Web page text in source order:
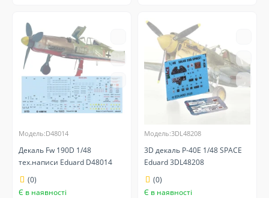
Модель:D48014
Декаль Fw 190D 1/48
тех.написи Eduard D48014
(0)
Є в наявності
Модель:3DL48208
3D декаль P-40E 1/48 SPACE
Eduard 3DL48208
(0)
Є в наявності